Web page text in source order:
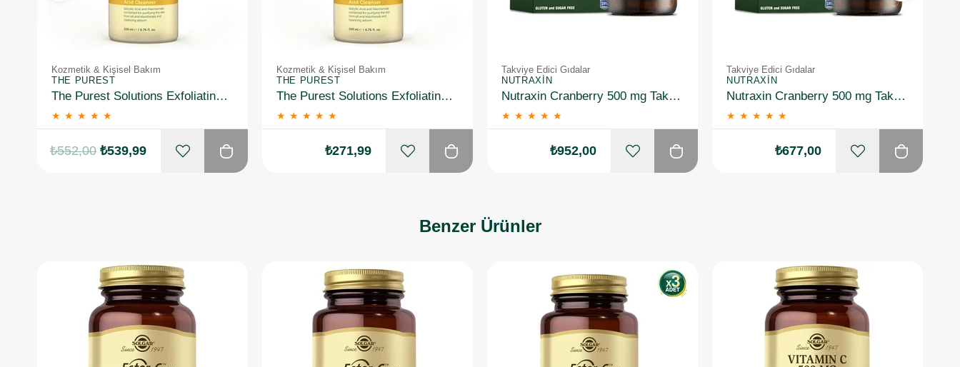
Kozmetik & Kişisel Bakım
THE PUREST
The Purest Solutions Exfoliating Salicylic Acid Cleanser 0,5% Salicylic Acid, 1%Niacinamide 200 ml 2 Adet
★ ★ ★ ★ ★
₺539,99
₺552,00
Kozmetik & Kişisel Bakım
THE PUREST
The Purest Solutions Exfoliating Salicylic Acid Cleanser 0,5% Salicylic Acid, 1%Niacinamide 200 ml
★ ★ ★ ★ ★
₺271,99
Takviye Edici Gıdalar
NUTRAXIN
Nutraxin Cranberry 500 mg Takviye Edici Gıda 60 Tablet 3 Adet
★ ★ ★ ★ ★
₺952,00
Takviye Edici Gıdalar
NUTRAXIN
Nutraxin Cranberry 500 mg Takviye Edici Gıda 60 Tablet 2 Adet
★ ★ ★ ★ ★
₺677,00
Benzer Ürünler